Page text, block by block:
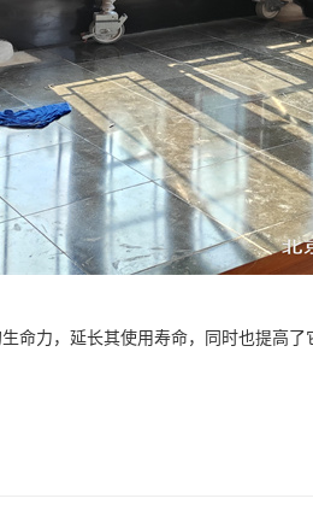
命力，延长其使用寿命，同时也提高了